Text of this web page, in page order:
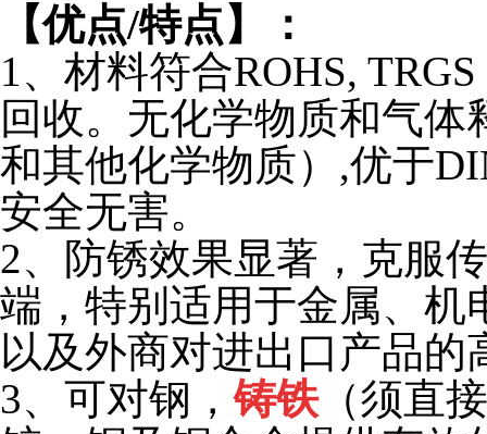
【优点/特点】：
1、 材料符合ROHS,
回收。无化学物质和气
和其他化学物质）,优于
安全无害。
2、
防锈效果显著，克服
端，特别适用于金属、机
以及外商对进出口产品的
3、可对钢，铸铁（须直